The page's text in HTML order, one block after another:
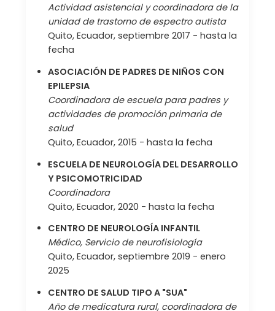
Actividad asistencial y coordinadora de la
unidad de trastorno de espectro autista
Quito, Ecuador, septiembre 2017 - hasta la
fecha
ASOCIACIÓN DE PADRES DE NIÑOS CON
EPILEPSIA
Coordinadora de escuela para padres y
actividades de promoción primaria de
salud
Quito, Ecuador, 2015 - hasta la fecha
ESCUELA DE NEUROLOGÍA DEL DESARROLLO
Y PSICOMOTRICIDAD
Coordinadora
Quito, Ecuador, 2020 - hasta la fecha
CENTRO DE NEUROLOGÍA INFANTIL
Médico, Servicio de neurofisiología
Quito, Ecuador, septiembre 2019 - enero
2025
CENTRO DE SALUD TIPO A "SUA"
Año de medicatura rural, coordinadora de